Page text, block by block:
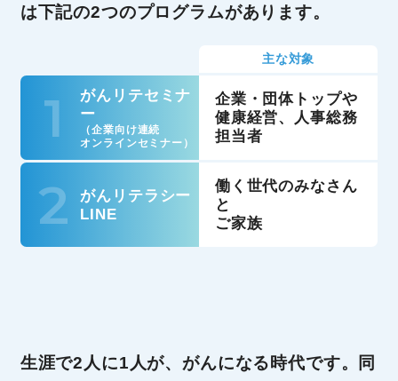
は下記の2つのプログラムがあります。
主な対象
1
がんリテセミナ
ー
（企業向け連続
オンラインセミナー）
企業・団体トップや
健康経営、人事総務
担当者
2
がんリテラシー
LINE
働く世代のみなさん
と
ご家族
生涯で2人に1人が、がんになる時代です。同